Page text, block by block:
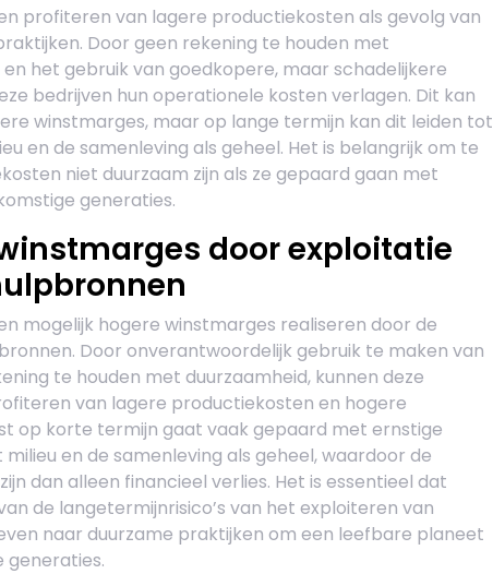
profiteren van lagere productiekosten als gevolg van
Door geen rekening te houden met
het gebruik van goedkopere, maar schadelijkere
bedrijven hun operationele kosten verlagen. Dit kan
winstmarges, maar op lange termijn kan dit leiden tot
en de samenleving als geheel. Het is belangrijk om te
niet duurzaam zijn als ze gepaard gaan met
generaties.
door exploitatie
mogelijk hogere winstmarges realiseren door de
Door onverantwoordelijk gebruik te maken van
te houden met duurzaamheid, kunnen deze
van lagere productiekosten en hogere
op korte termijn gaat vaak gepaard met ernstige
en de samenleving als geheel, waardoor de
dan alleen financieel verlies. Het is essentieel dat
de langetermijnrisico’s van het exploiteren van
naar duurzame praktijken om een leefbare planeet
generaties.